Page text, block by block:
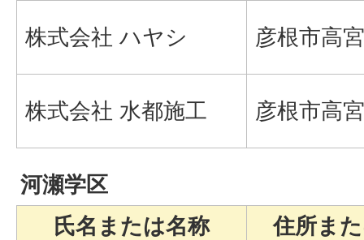
株式会社 ハヤシ 彦根市高
株式会社 水都施工 彦根市高
河瀬学区
氏名または名称
住所ま